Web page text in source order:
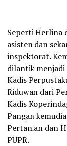
Seperti Herlina
asisten dan
inspektorat.
dilantik menjadi
Kadis
Riduwan dari
Kadis
Pangan
Pertanian dan
PUPR.